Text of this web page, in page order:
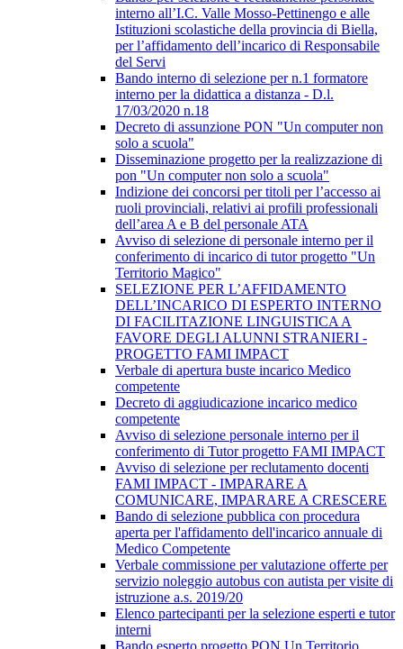
interno all’I.C. Valle Mosso-Pettinengo e alle
Istituzioni scolastiche della provincia di Biella,
per l’affidamento dell’incarico di Responsabile
del Servi
Bando interno di selezione per n.1 formatore
interno per la didattica a distanza - D.l.
17/03/2020 n.18
Decreto di assunzione PON "Un computer non
solo a scuola"
Disseminazione progetto per la realizzazione di
pon "Un computer non solo a scuola"
Indizione dei concorsi per titoli per l’accesso ai
ruoli provinciali, relativi ai profili professionali
dell’area A e B del personale ATA
Avviso di selezione di personale interno per il
conferimento di incarico di tutor progetto "Un
Territorio Magico"
SELEZIONE PER L’AFFIDAMENTO
DELL’INCARICO DI ESPERTO INTERNO
DI FACILITAZIONE LINGUISTICA A
FAVORE DEGLI ALUNNI STRANIERI -
PROGETTO FAMI IMPACT
Verbale di apertura buste incarico Medico
competente
Decreto di aggiudicazione incarico medico
competente
Avviso di selezione personale interno per il
conferimento di Tutor progetto FAMI IMPACT
Avviso di selezione per reclutamento docenti
FAMI IMPACT - IMPARARE A
COMUNICARE, IMPARARE A CRESCERE
Bando di selezione pubblica con procedura
aperta per l'affidamento dell'incarico annuale di
Medico Competente
Verbale commissione per valutazione offerte per
servizio noleggio autobus con autista per visite di
istruzione a.s. 2019/20
Elenco partecipanti per la selezione esperti e tutor
interni